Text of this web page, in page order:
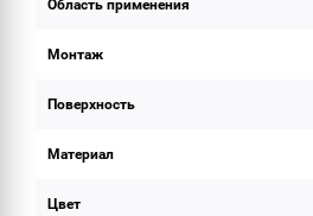
Область применения
Монтаж
Поверхность
Материал
Цвет